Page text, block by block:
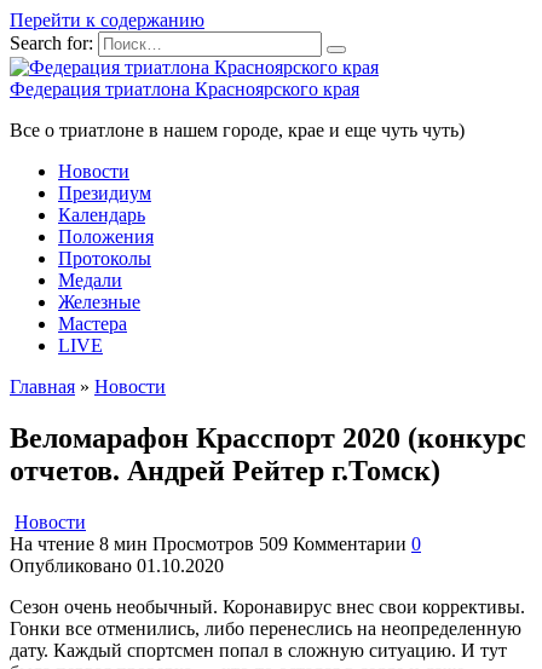
Перейти к содержанию
Search for:
Федерация триатлона Красноярского края
Все о триатлоне в нашем городе, крае и еще чуть чуть)
Новости
Президиум
Календарь
Положения
Протоколы
Медали
Железные
Мастера
LIVE
Главная » Новости
Веломарафон Красспорт 2020 (конкурс
отчетов. Андрей Рейтер г.Томск)
Новости
На чтение 8 мин Просмотров 509 Комментарии 0
Опубликовано 01.10.2020
Сезон очень необычный. Коронавирус внес свои коррективы.
Гонки все отменились, либо перенеслись на неопределенную
дату. Каждый спортсмен попал в сложную ситуацию. И тут